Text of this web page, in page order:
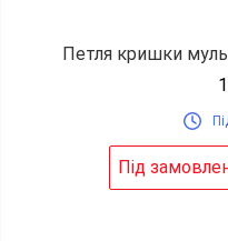
Петля кришки
Під